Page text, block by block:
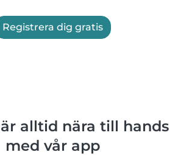
Registrera dig gratis
alltid nära till hands
med vår app